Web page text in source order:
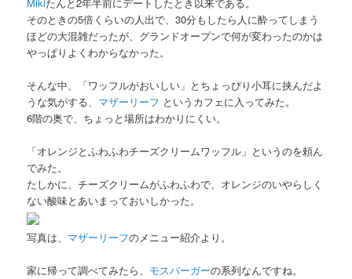
そのときの5倍くらいの人出で、30分もしたら人に酔ってしまう
ほどの大混雑だったが、グランドオープンで何が変わったのかは
やっぱりよくわからなかった。
そんな中、「ワッフルがおいしい」とちょっぴり小耳に挟んだよ
うな気がする、 マザーリーフ というカフェに入ってみた。
6階の奥で、ちょっと場所はわかりにくい。
「オレンジとふわふわチーズクリームワッフル」というのを頼ん
でみた。
たしかに、チーズクリームがふわふわで、オレンジのいやらしく
ない酸味とあいまっておいしかった。
写真は、 マザーリーフのメニュー紹介より。
家に帰って調べてみたら、 モスバーガーの系列なんですね。